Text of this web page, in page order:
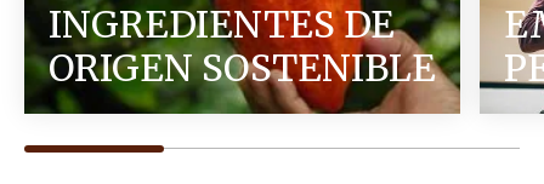
INGREDIENTES DE
ORIGEN SOSTENIBLE